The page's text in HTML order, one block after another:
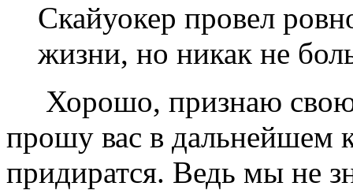
Скайуокер провел
жизни, но никак не
Хорошо, признаю свою
прошу вас в дальнейшем
придиратся. Ведь мы не